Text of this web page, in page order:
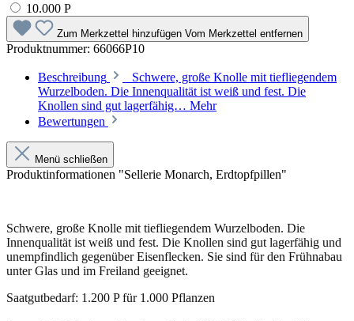
10.000 P
Zum Merkzettel hinzufügen Vom Merkzettel entfernen
Produktnummer: 66066P10
Beschreibung
Schwere, große Knolle mit tiefliegendem
Wurzelboden. Die Innenqualität ist weiß und fest. Die
Knollen sind gut lagerfähig… Mehr
Bewertungen
Menü schließen
Produktinformationen "Sellerie Monarch, Erdtopfpillen"
Schwere, große Knolle mit tiefliegendem Wurzelboden. Die
Innenqualität ist weiß und fest. Die Knollen sind gut lagerfähig und
unempfindlich gegenüber Eisenflecken. Sie sind für den Frühnabau
unter Glas und im Freiland geeignet.
Saatgutbedarf: 1.200 P für 1.000 Pflanzen